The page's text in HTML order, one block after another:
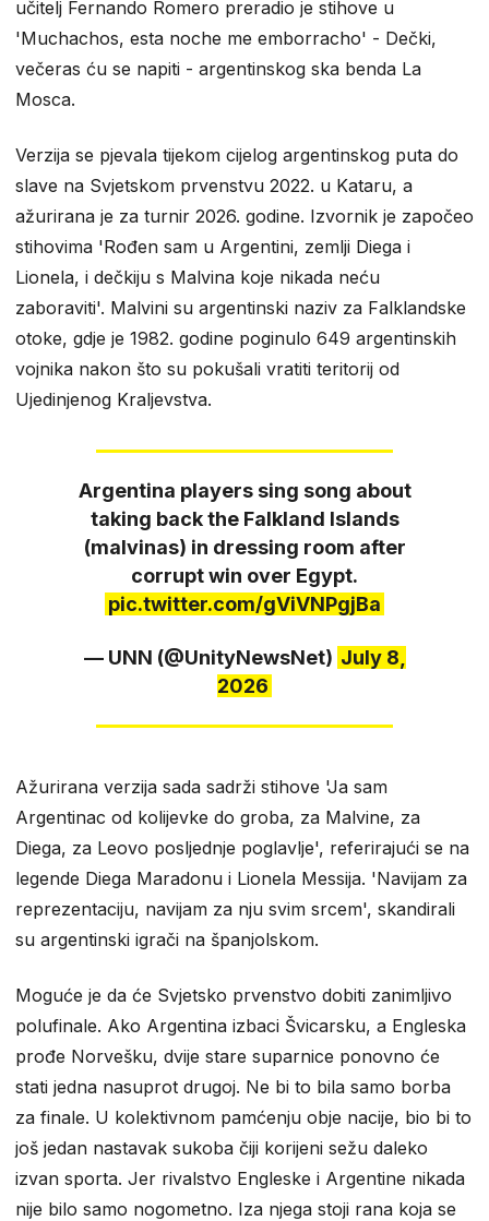
učitelj Fernando Romero preradio je stihove u
'Muchachos, esta noche me emborracho' - Dečki,
večeras ću se napiti - argentinskog ska benda La
Mosca.
Verzija se pjevala tijekom cijelog argentinskog puta do
slave na Svjetskom prvenstvu 2022. u Kataru, a
ažurirana je za turnir 2026. godine. Izvornik je započeo
stihovima 'Rođen sam u Argentini, zemlji Diega i
Lionela, i dečkiju s Malvina koje nikada neću
zaboraviti'. Malvini su argentinski naziv za Falklandske
otoke, gdje je 1982. godine poginulo 649 argentinskih
vojnika nakon što su pokušali vratiti teritorij od
Ujedinjenog Kraljevstva.
Argentina players sing song about
taking back the Falkland Islands
(malvinas) in dressing room after
corrupt win over Egypt.
pic.twitter.com/gViVNPgjBa
— UNN (@UnityNewsNet) July 8,
2026
Ažurirana verzija sada sadrži stihove 'Ja sam
Argentinac od kolijevke do groba, za Malvine, za
Diega, za Leovo posljednje poglavlje', referirajući se na
legende Diega Maradonu i Lionela Messija. 'Navijam za
reprezentaciju, navijam za nju svim srcem', skandirali
su argentinski igrači na španjolskom.
Moguće je da će Svjetsko prvenstvo dobiti zanimljivo
polufinale. Ako Argentina izbaci Švicarsku, a Engleska
prođe Norvešku, dvije stare suparnice ponovno će
stati jedna nasuprot drugoj. Ne bi to bila samo borba
za finale. U kolektivnom pamćenju obje nacije, bio bi to
još jedan nastavak sukoba čiji korijeni sežu daleko
izvan sporta. Jer rivalstvo Engleske i Argentine nikada
nije bilo samo nogometno. Iza njega stoji rana koja se